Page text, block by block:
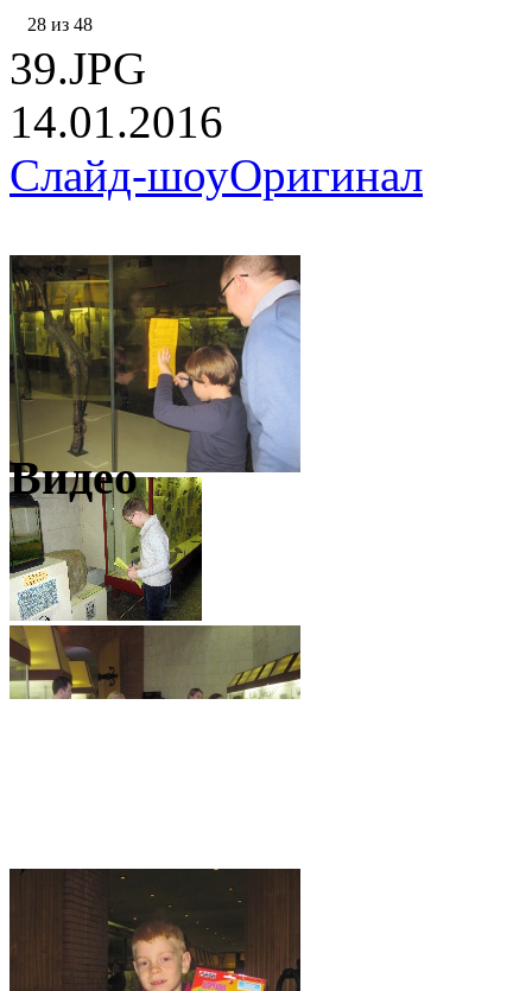
28 из 48
39.JPG
14.01.2016
Слайд-шоуОригинал
Видео